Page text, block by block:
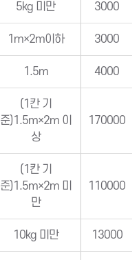
5kg 미만 3000
1m×2m이하 3000
1.5m 4000
(1칸 기
준)1.5m×2m 이
상
170000
(1칸 기
준)1.5m×2m 미
만
110000
10kg 미만 13000